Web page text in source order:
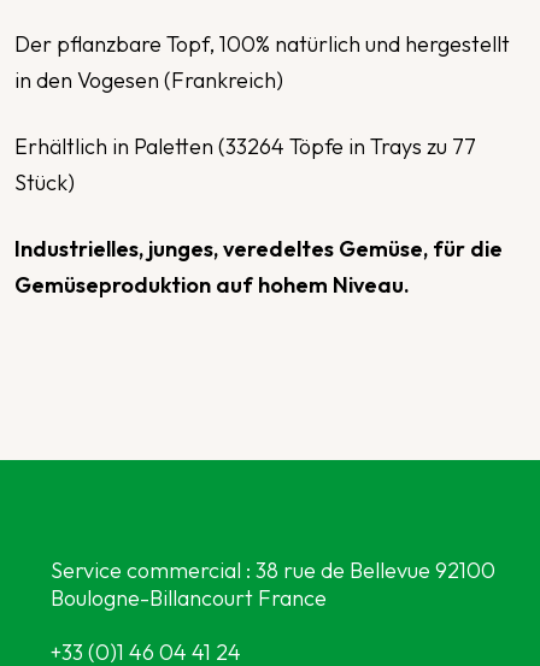
Der pflanzbare Topf, 100% natürlich und hergestellt
in den Vogesen (Frankreich)
Erhältlich in Paletten (33264 Töpfe in Trays zu 77
Stück)
Industrielles, junges, veredeltes Gemüse, für die
Gemüseproduktion auf hohem Niveau.
Service commercial : 38 rue de Bellevue 92100
Boulogne-Billancourt France
+33 (0)1 46 04 41 24